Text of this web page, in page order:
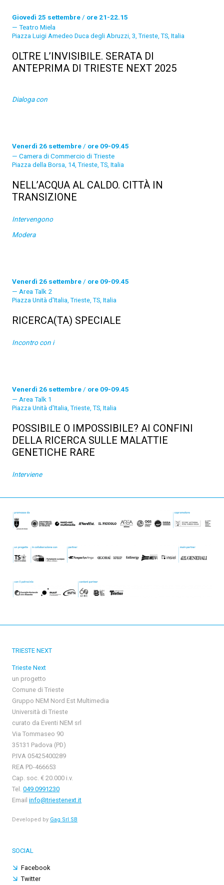
Giovedì 25 settembre / ore 21-22.15
Teatro Miela
Piazza Luigi Amedeo Duca degli Abruzzi, 3, Trieste, TS, Italia
OLTRE L’INVISIBILE. SERATA DI
ANTEPRIMA DI TRIESTE NEXT 2025
Dialoga con
Venerdì 26 settembre / ore 09-09.45
Camera di Commercio di Trieste
Piazza della Borsa, 14, Trieste, TS, Italia
NELL’ACQUA AL CALDO. CITTÀ IN
TRANSIZIONE
Intervengono
Modera
Venerdì 26 settembre / ore 09-09.45
Area Talk 2
Piazza Unità d'Italia, Trieste, TS, Italia
RICERCA(TA) SPECIALE
Incontro con i
Venerdì 26 settembre / ore 09-09.45
Area Talk 1
Piazza Unità d'Italia, Trieste, TS, Italia
POSSIBILE O IMPOSSIBILE? AI CONFINI
DELLA RICERCA SULLE MALATTIE
GENETICHE RARE
Interviene
TRIESTE NEXT
Trieste Next
un progetto
Comune di Trieste
Gruppo NEM Nord Est Multimedia
Università di Trieste
curato da Eventi NEM srl
Via Tommaseo 90
35131 Padova (PD)
P.IVA 05425400289
REA PD-466653
Cap. soc. € 20.000 i.v.
Tel. 049 0991230
Email info@triestenext.it
Developed by Gag Srl SB
SOCIAL
Facebook
Twitter